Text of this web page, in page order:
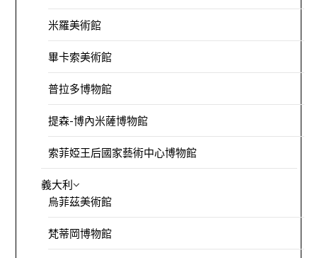
米羅美術館
畢卡索美術館
普拉多博物館
提森-博內米薩博物館
索菲婭王后國家藝術中心博物館
義大利
烏菲茲美術館
梵蒂岡博物館